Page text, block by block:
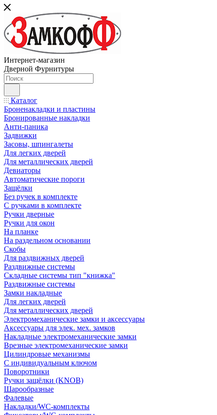
Интернет-магазин
Дверной Фурнитуры
Каталог
Броненакладки и пластины
Бронированные накладки
Анти-паника
Задвижки
Засовы, шпингалеты
Для легких дверей
Для металлических дверей
Девиаторы
Автоматические пороги
Защёлки
Без ручек в комплекте
С ручками в комплекте
Ручки дверные
Ручки для окон
На планке
На раздельном основании
Скобы
Для раздвижных дверей
Раздвижные системы
Складные системы тип "книжка"
Раздвижные системы
Замки накладные
Для легких дверей
Для металлических дверей
Электромеханические замки и аксессуары
Аксессуары для элек. мех. замков
Накладные электромеханические замки
Врезные электромеханические замки
Цилиндровые механизмы
С индивидуальным ключом
Поворотники
Ручки защёлки (KNOB)
Шарообразные
Фалевые
Накладки/WC-комплекты